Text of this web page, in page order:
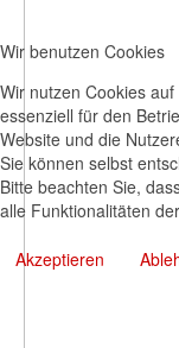
Wir benutzen Cookies
Wir nutzen Cookies
essenziell für den
Website und die
Sie können selbst
Bitte beachten Sie,
alle Funktionalitäten
Akzeptieren